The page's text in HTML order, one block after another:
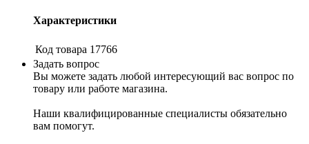
Характеристики
Код товара 17766
Задать вопрос
Вы можете задать любой интересующий вас вопрос по
товару или работе магазина.
Наши квалифицированные специалисты обязательно
вам помогут.